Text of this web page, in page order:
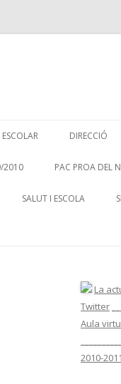
DIRECCIÓ
2010 PAC PROA DEL
SALUT I ESCOLA
La
Twitter
Aula
2010-2011